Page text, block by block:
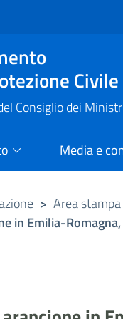
Civile
Consiglio dei
Media e
> Area stampa
in Emilia-